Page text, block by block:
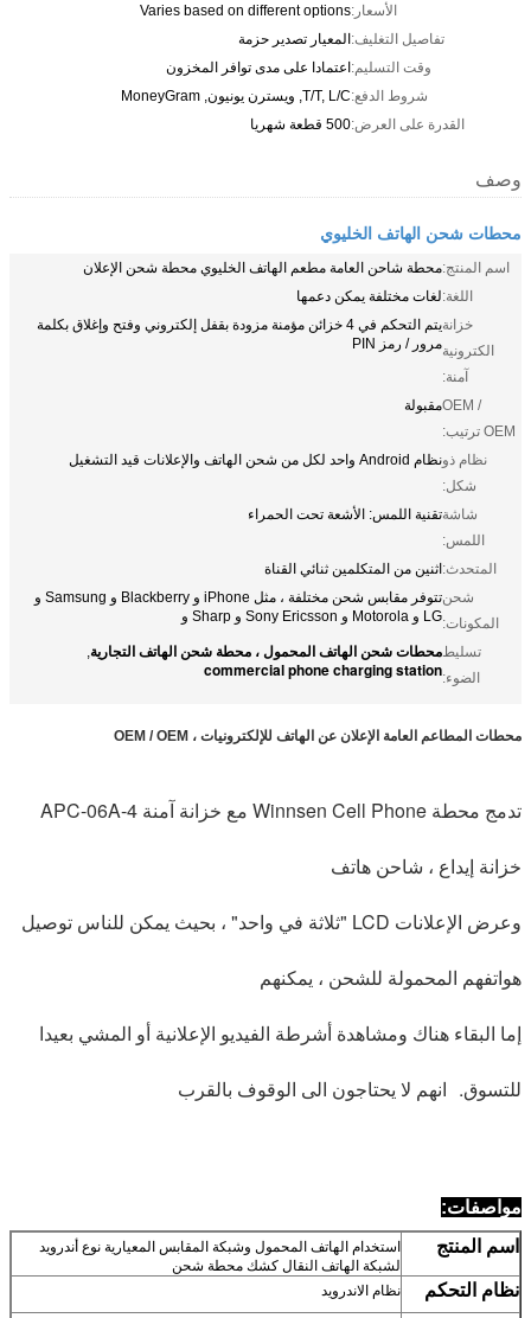
الأسعار:Varies based on different options
تفاصيل التغليف:المعيار تصدير حزمة
وقت التسليم:اعتمادا على مدى توافر المخزون
شروط الدفع:T/T, L/C, ويسترن يونيون, MoneyGram
القدرة على العرض:500 قطعة شهريا
وصف
محطات شحن الهاتف الخليوي
اسم المنتج:محطة شاحن العامة مطعم الهاتف الخليوي محطة شحن الإعلان
اللغة:لغات مختلفة يمكن دعمها
خزانة
الكترونية
آمنة:
يتم التحكم في 4 خزائن مؤمنة مزودة بقفل إلكتروني وفتح وإغلاق بكلمة
مرور / رمز PIN
OEM /
OEM ترتيب:
مقبولة
نظام ذو
شكل:
نظام Android واحد لكل من شحن الهاتف والإعلانات قيد التشغيل
شاشة
اللمس:
تقنية اللمس: الأشعة تحت الحمراء
المتحدث:اثنين من المتكلمين ثنائي القناة
شحن
المكونات:
تتوفر مقابس شحن مختلفة ، مثل iPhone و Blackberry و Samsung و
LG و Motorola و Sony Ericsson و Sharp و
تسليط
الضوء:
محطات شحن الهاتف المحمول ، محطة شحن الهاتف التجارية,
commercial phone charging station
محطات المطاعم العامة الإعلان عن الهاتف للإلكترونيات ، OEM / OEM
تدمج محطة Winnsen Cell Phone مع خزانة آمنة APC-06A-4
خزانة إيداع ، شاحن هاتف
وعرض الإعلانات LCD "ثلاثة في واحد" ، بحيث يمكن للناس توصيل
هواتفهم المحمولة للشحن ، يمكنهم
إما البقاء هناك ومشاهدة أشرطة الفيديو الإعلانية أو المشي بعيدا
للتسوق. انهم لا يحتاجون الى الوقوف بالقرب
مواصفات:
اسم المنتج
استخدام الهاتف المحمول وشبكة المقابس المعيارية نوع أندرويد
لشبكة الهاتف النقال كشك محطة شحن
نظام التحكم نظام الاندرويد